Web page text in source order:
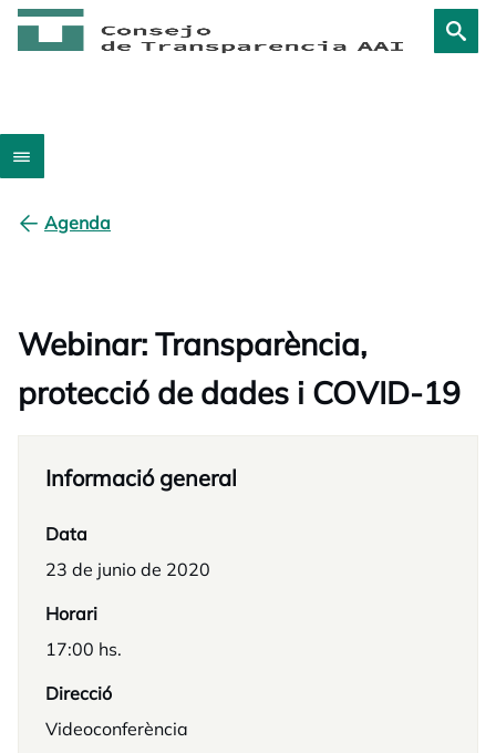
Agenda
Webinar: Transparència,
protecció de dades i COVID-19
Informació general
Data
23 de junio de 2020
Horari
17:00 hs.
Direcció
Videoconferència